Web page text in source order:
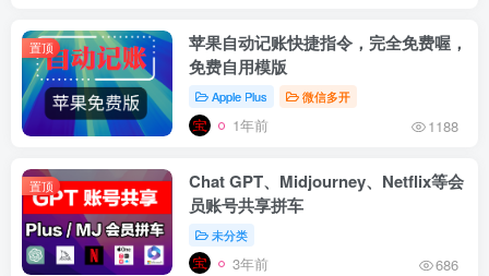
置顶
苹果自动记账快捷指令，完全免费喔，
免费自用模版
Apple Plus 微信多开
1年前 1188
置顶
Chat GPT、Midjourney、Netflix等会
员账号共享拼车
未分类
3年前 686